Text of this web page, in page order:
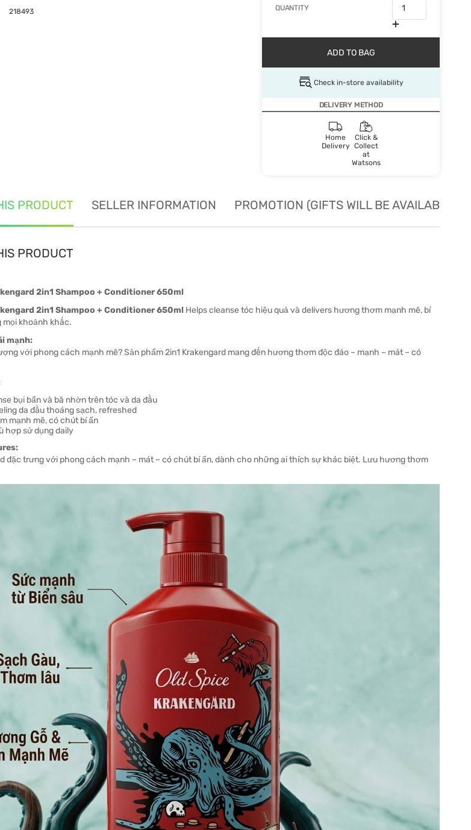
QUANTITY
ADD TO BAG
Check in-store availability
DELIVERY METHOD
Home
Delivery
Click &
Collect
at
Watsons
218493
PRODUCT SELLER INFORMATION PROMOTION (GIFTS WILL BE AVAILABLE
PRODUCT
2in1 Shampoo + Conditioner 650ml
2in1 Shampoo + Conditioner 650ml Helps cleanse tóc hiệu quả và delivers hương thơm mạnh mẽ, bí
mọi khoảnh khắc.
mạnh:
với phong cách mạnh mẽ? Sản phẩm 2in1 Krakengard mang đến hương thơm độc đáo – mạnh – mát – có
bụi bẩn và bã nhờn trên tóc và da đầu
da đầu thoáng sạch, refreshed
mạnh mẽ, có chút bí ẩn
hợp sử dụng daily
đặc trưng với phong cách mạnh – mát – có chút bí ẩn, dành cho những ai thích sự khác biệt. Lưu hương thơm